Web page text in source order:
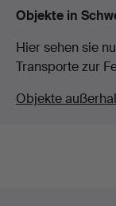
Objekte in
Hier sehen sie
Transporte zur
Objekte